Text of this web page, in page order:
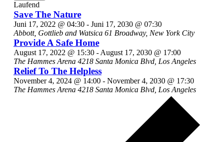
Laufend
Save The Nature
Juni 17, 2022 @ 04:30- Juni 17, 2030 @ 07:30
Abbott, Gottlieb and Watsica 61 Broadway, New York City
Provide A Safe Home
August 17, 2022 @ 15:30-August 17, 2030 @ 17:00
The Hammes Arena 4218 Santa Monica Blvd, Los Angeles
Relief To The Helpless
November 4, 2024 @ 14:00- November 4, 2030 @ 17:30
The Hammes Arena 4218 Santa Monica Blvd, Los Angeles